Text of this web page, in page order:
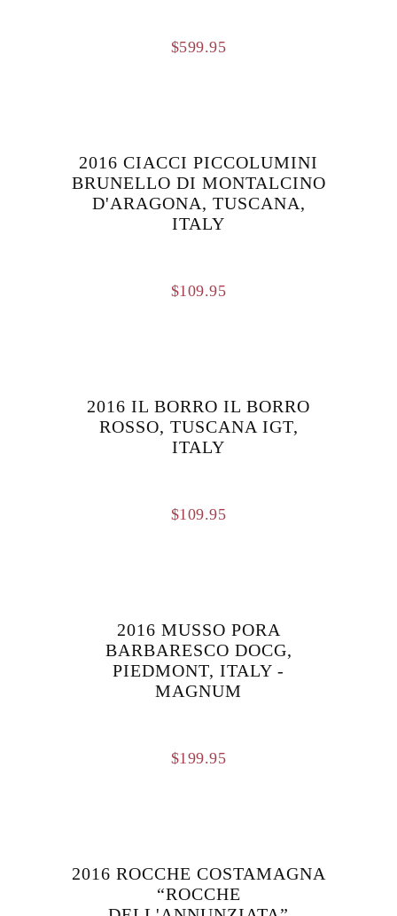
$599.95
2016 CIACCI PICCOLUMINI
BRUNELLO DI MONTALCINO
D'ARAGONA, TUSCANA,
ITALY
$109.95
2016 IL BORRO IL BORRO
ROSSO, TUSCANA IGT,
ITALY
$109.95
2016 MUSSO PORA
BARBARESCO DOCG,
PIEDMONT, ITALY -
MAGNUM
$199.95
2016 ROCCHE COSTAMAGNA
“ROCCHE